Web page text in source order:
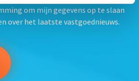
om mijn gegevens op te slaan
over het laatste vastgoednieuws.